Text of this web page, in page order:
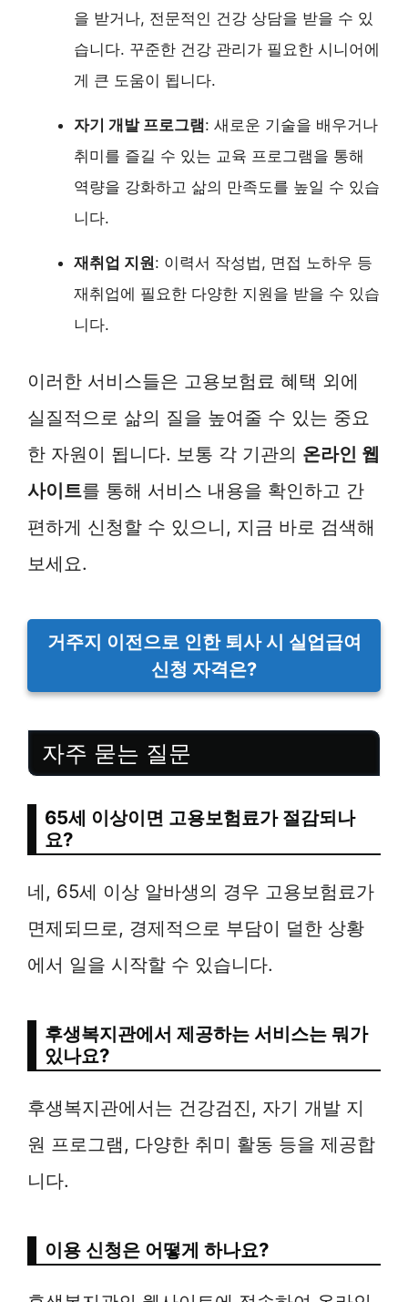
을 받거나, 전문적인 건강 상담을 받을 수 있
습니다. 꾸준한 건강 관리가 필요한 시니어에
게 큰 도움이 됩니다.
자기 개발 프로그램: 새로운 기술을 배우거나
취미를 즐길 수 있는 교육 프로그램을 통해
역량을 강화하고 삶의 만족도를 높일 수 있습
니다.
재취업 지원: 이력서 작성법, 면접 노하우 등
재취업에 필요한 다양한 지원을 받을 수 있습
니다.
이러한 서비스들은 고용보험료 혜택 외에
실질적으로 삶의 질을 높여줄 수 있는 중요
한 자원이 됩니다. 보통 각 기관의 온라인 웹
사이트를 통해 서비스 내용을 확인하고 간
편하게 신청할 수 있으니, 지금 바로 검색해
보세요.
거주지 이전으로 인한 퇴사 시 실업급여
신청 자격은?
자주 묻는 질문
65세 이상이면 고용보험료가 절감되나
요?
네, 65세 이상 알바생의 경우 고용보험료가
면제되므로, 경제적으로 부담이 덜한 상황
에서 일을 시작할 수 있습니다.
후생복지관에서 제공하는 서비스는 뭐가
있나요?
후생복지관에서는 건강검진, 자기 개발 지
원 프로그램, 다양한 취미 활동 등을 제공합
니다.
이용 신청은 어떻게 하나요?